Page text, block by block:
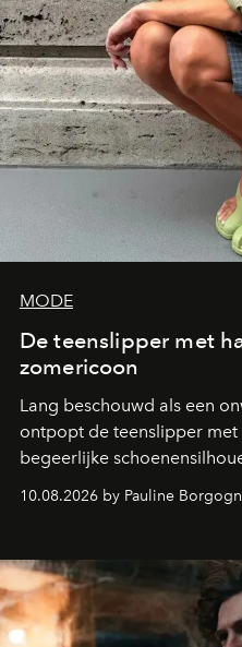
MODE
De teenslipper met
zomericoon
Lang beschouwd als een
ontpopt de teenslipper met
begeerlijke
10.08.2026 by Pauline